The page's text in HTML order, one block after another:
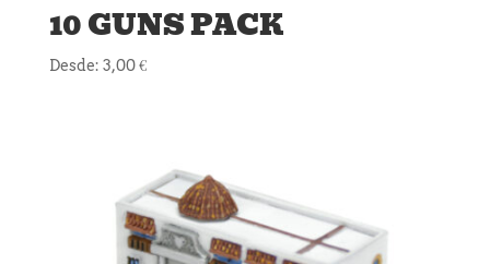
10 GUNS PACK
Desde: 3,00€